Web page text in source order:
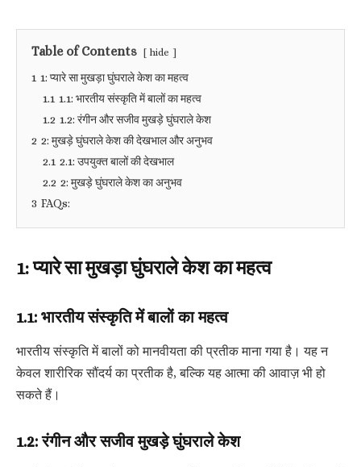
Table of Contents hide
1 1: प्यारे सा मुखड़ा घुंघराले केश का महत्व
1.1 1.1: भारतीय संस्कृति में बालों का महत्व
1.2 1.2: रंगीन और सजीव मुखड़े घुंघराले केश
2 2: मुखड़े घुंघराले केश की देखभाल और अनुभव
2.1 2.1: उपयुक्त बालों की देखभाल
2.2 2: मुखड़े घुंघराले केश का अनुभव
3 FAQs:
1: प्यारे सा मुखड़ा घुंघराले केश का महत्व
1.1: भारतीय संस्कृति में बालों का महत्व
भारतीय संस्कृति में बालों को मानवीयता की प्रतीक माना गया है। यह न
केवल शारीरिक सौंदर्य का प्रतीक है, बल्कि यह आत्मा की आवाज़ भी हो
सकते हैं।
1.2: रंगीन और सजीव मुखड़े घुंघराले केश